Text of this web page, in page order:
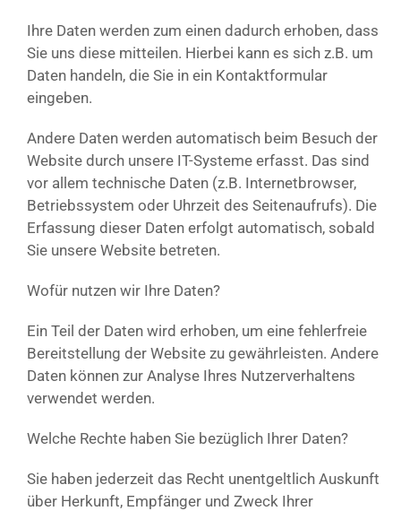
Ihre Daten werden zum einen dadurch erhoben, dass
Sie uns diese mitteilen. Hierbei kann es sich z.B. um
Daten handeln, die Sie in ein Kontaktformular
eingeben.
Andere Daten werden automatisch beim Besuch der
Website durch unsere IT-Systeme erfasst. Das sind
vor allem technische Daten (z.B. Internetbrowser,
Betriebssystem oder Uhrzeit des Seitenaufrufs). Die
Erfassung dieser Daten erfolgt automatisch, sobald
Sie unsere Website betreten.
Wofür nutzen wir Ihre Daten?
Ein Teil der Daten wird erhoben, um eine fehlerfreie
Bereitstellung der Website zu gewährleisten. Andere
Daten können zur Analyse Ihres Nutzerverhaltens
verwendet werden.
Welche Rechte haben Sie bezüglich Ihrer Daten?
Sie haben jederzeit das Recht unentgeltlich Auskunft
über Herkunft, Empfänger und Zweck Ihrer